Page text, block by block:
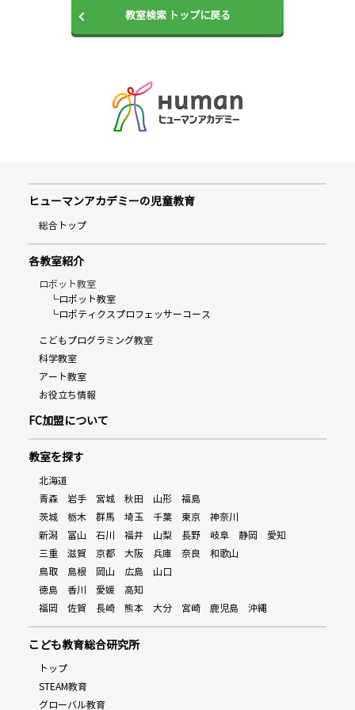
教室検索 トップに戻る
ヒューマンアカデミーの児童教育
総合トップ
各教室紹介
ロボット教室
└ロボット教室
└ロボティクスプロフェッサーコース
こどもプログラミング教室
科学教室
アート教室
お役立ち情報
FC加盟について
教室を探す
北海道
青森
岩手 宮城 秋田 山形
福島
茨城
栃木 群馬 埼玉 千葉 東京
神奈川
新潟
富山 石川 福井 山梨 長野 岐阜 静岡
愛知
三重
滋賀 京都 大阪 兵庫 奈良
和歌山
鳥取
島根 岡山 広島
山口
徳島
香川 愛媛
高知
福岡
佐賀 長崎 熊本 大分 宮崎 鹿児島 沖縄
こども教育総合研究所
トップ
STEAM教育
グローバル教育